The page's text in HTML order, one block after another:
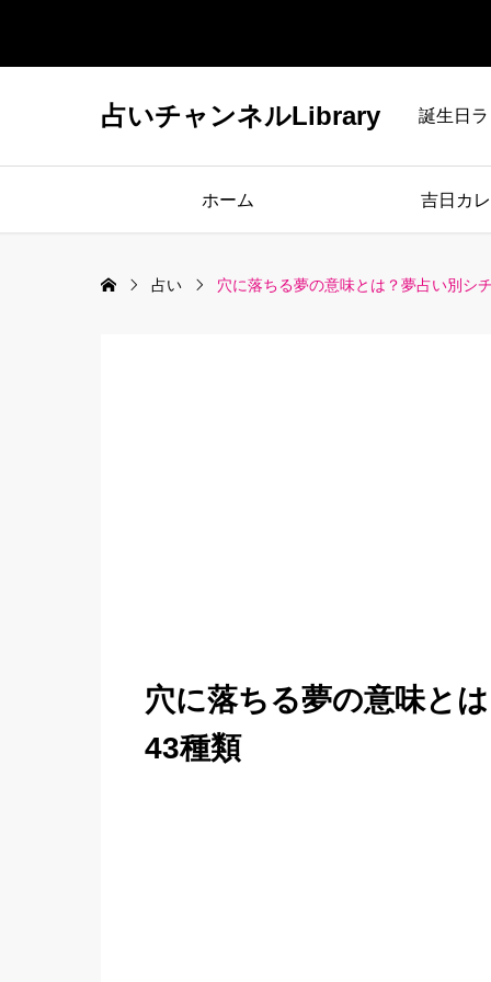
占いチャンネルLibrary 誕生日
ホーム 吉日カ
占い 穴に落ちる夢の意味とは？夢占い別シ
穴に落ちる夢の意味と
43種類